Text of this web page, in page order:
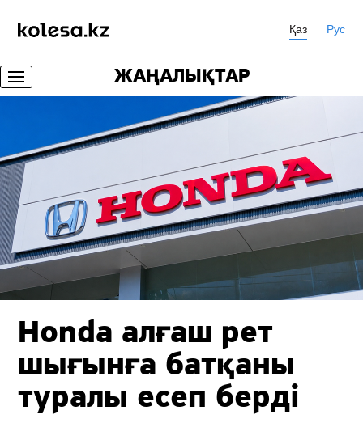
Қаз Рус
ЖАҢАЛЫҚТАР
Honda алғаш рет
шығынға батқаны
туралы есеп берді